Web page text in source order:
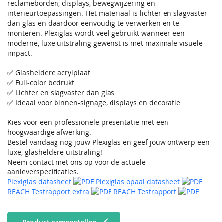
reclameborden, displays, bewegwijzering en
interieurtoepassingen. Het materiaal is lichter en slagvaster
dan glas en daardoor eenvoudig te verwerken en te
monteren. Plexiglas wordt veel gebruikt wanneer een
moderne, luxe uitstraling gewenst is met maximale visuele
impact.
✅ Glasheldere acrylplaat
✅ Full-color bedrukt
✅ Lichter en slagvaster dan glas
✅ Ideaal voor binnen-signage, displays en decoratie
Kies voor een professionele presentatie met een
hoogwaardige afwerking.
Bestel vandaag nog jouw Plexiglas en geef jouw ontwerp een
luxe, glasheldere uitstraling!
Neem contact met ons op voor de actuele
aanleverspecificaties.
Plexiglas datasheet
Plexiglas opaal datasheet
REACH Testrapport extra
REACH Testrapport